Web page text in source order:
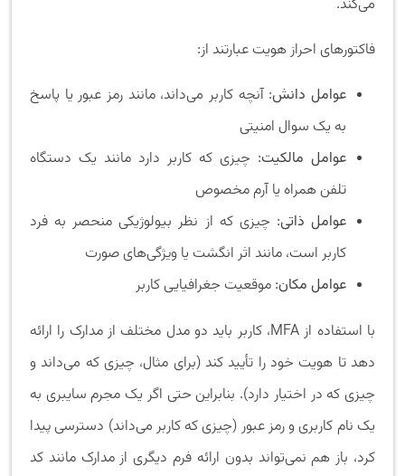
می‌کند.
فاکتورهای احراز هویت عبارتند از:
عوامل دانش: آنچه کاربر می‌داند، مانند رمز عبور یا پاسخ
به یک سوال امنیتی
عوامل مالکیت: چیزی که کاربر دارد مانند یک دستگاه
تلفن همراه یا آرم مخصوص
عوامل ذاتی: چیزی که از نظر بیولوژیکی منحصر به فرد
کاربر است، مانند اثر انگشت یا ویژگی‌های صورت
عوامل مکان: موقعیت جغرافیایی کاربر
با استفاده از MFA، کاربر باید دو مدل مختلف از مدارک را ارائه
دهد تا هویت خود را تأیید کند (برای مثال، چیزی که می‌داند و
چیزی که در اختیار دارد). بنابراین حتی اگر یک مجرم سایبری به
یک نام کاربری و رمز عبور (چیزی که کاربر می‌داند) دسترسی پیدا
کرد، باز هم نمی‌تواند بدون ارائه فرم دیگری از مدارک مانند کد